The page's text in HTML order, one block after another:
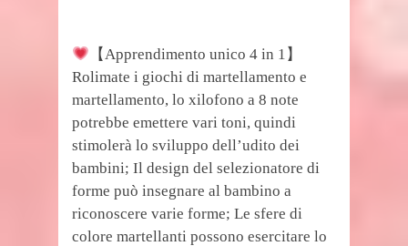
【Apprendimento unico 4 in 1】
Rolimate i giochi di martellamento e
martellamento, lo xilofono a 8 note
potrebbe emettere vari toni, quindi
stimolerà lo sviluppo dell’udito dei
bambini; Il design del selezionatore di
forme può insegnare al bambino a
riconoscere varie forme; Le sfere di
colore martellanti possono esercitare lo